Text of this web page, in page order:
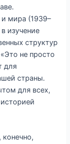
и мира (1939–
изучение
структур
не просто
для
страны.
для всех,
конечно,